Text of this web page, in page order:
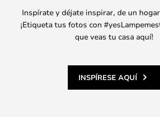
Inspírate y déjate inspirar, de un
¡Etiqueta tus fotos con
que veas tu casa aquí!
INSPÍRESE AQUÍ